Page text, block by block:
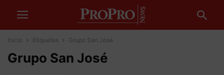
Inicio Etiquetas Grupo San José
Grupo San José